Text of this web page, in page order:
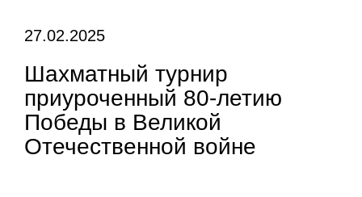
27.02.2025
Шахматный турнир
приуроченный 80-летию
Победы в Великой
Отечественной войне